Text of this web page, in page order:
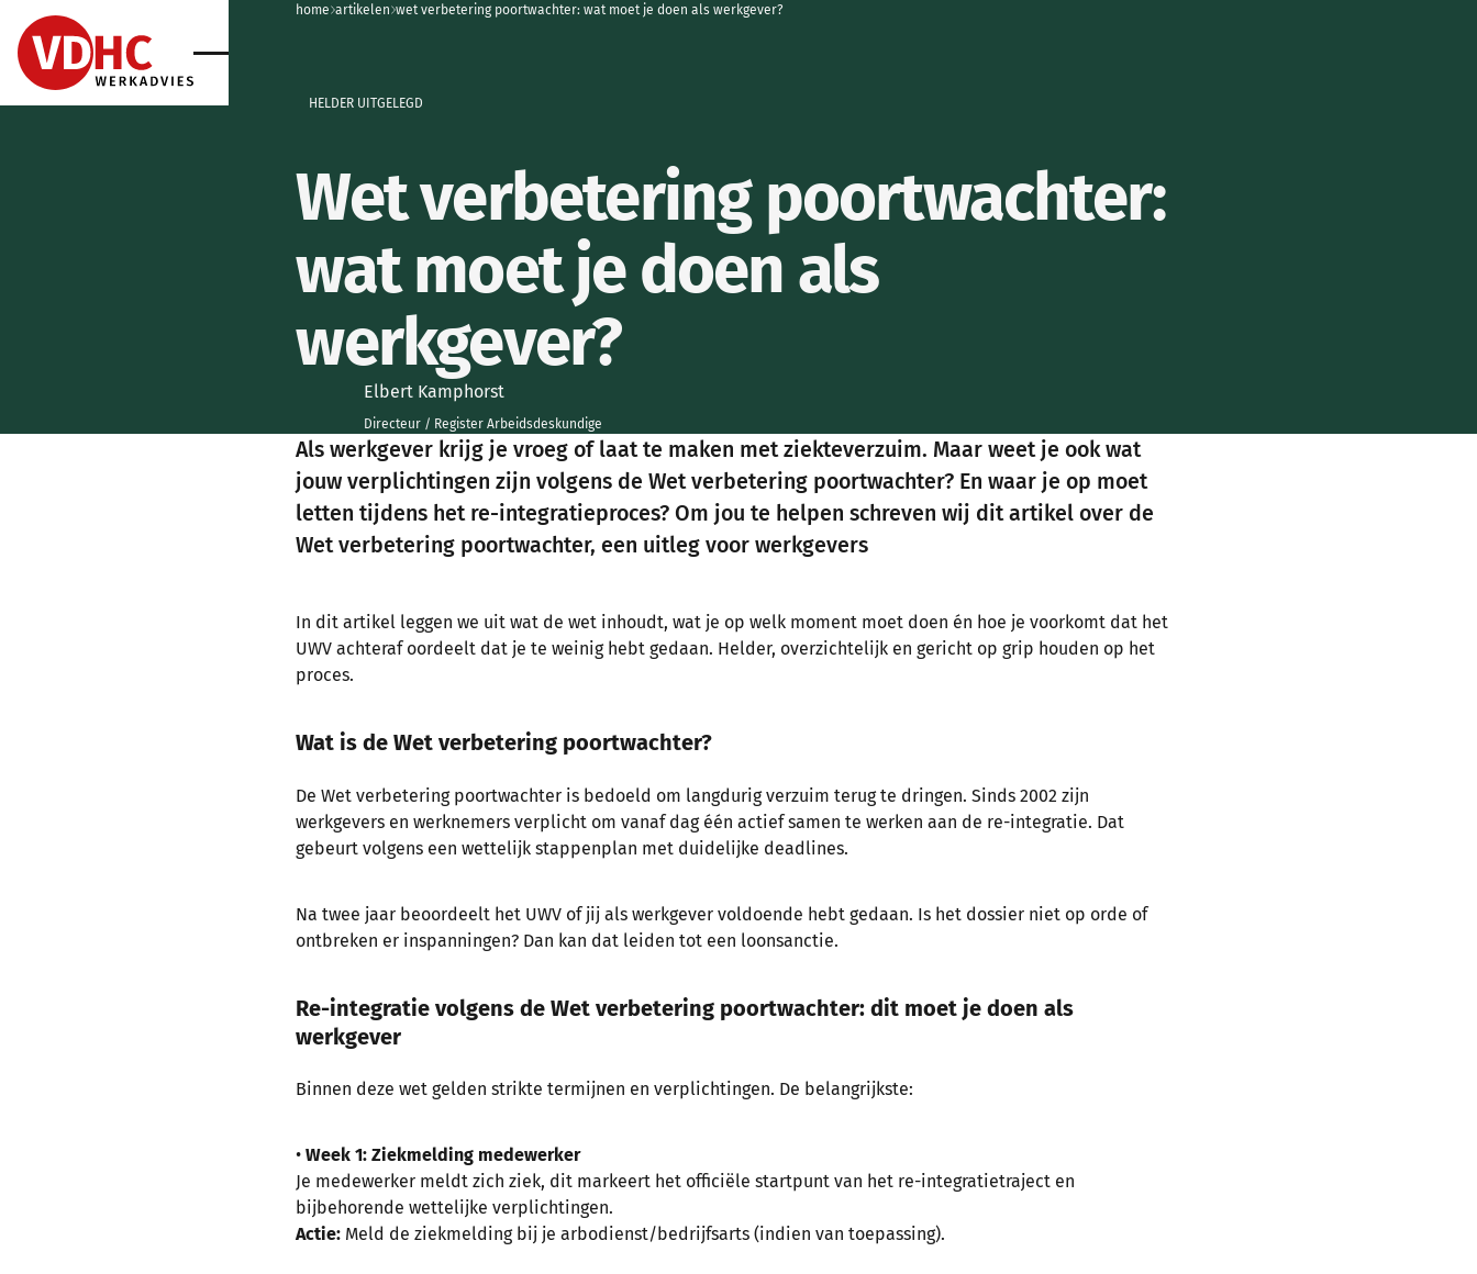
home
homeartikelen wet verbetering poortwachter: wat moet je doen als werkgever?
HELDER UITGELEGD
Wet verbetering poortwachter:
wat moet je doen als
werkgever?
Elbert Kamphorst
Directeur / Register Arbeidsdeskundige
Als werkgever krijg je vroeg of laat te maken met ziekteverzuim. Maar weet je ook wat
jouw verplichtingen zijn volgens de Wet verbetering poortwachter? En waar je op moet
letten tijdens het re-integratieproces? Om jou te helpen schreven wij dit artikel over de
Wet verbetering poortwachter, een uitleg voor werkgevers
In dit artikel leggen we uit wat de wet inhoudt, wat je op welk moment moet doen én hoe je voorkomt dat het
UWV achteraf oordeelt dat je te weinig hebt gedaan. Helder, overzichtelijk en gericht op grip houden op het
proces.
Wat is de Wet verbetering poortwachter?
De Wet verbetering poortwachter is bedoeld om langdurig verzuim terug te dringen. Sinds 2002 zijn
werkgevers en werknemers verplicht om vanaf dag één actief samen te werken aan de re-integratie. Dat
gebeurt volgens een wettelijk stappenplan met duidelijke deadlines.
Na twee jaar beoordeelt het UWV of jij als werkgever voldoende hebt gedaan. Is het dossier niet op orde of
ontbreken er inspanningen? Dan kan dat leiden tot een loonsanctie.
Re-integratie volgens de Wet verbetering poortwachter: dit moet je doen als
werkgever
Binnen deze wet gelden strikte termijnen en verplichtingen. De belangrijkste:
• Week 1: Ziekmelding medewerker
Je medewerker meldt zich ziek, dit markeert het officiële startpunt van het re-integratietraject en
bijbehorende wettelijke verplichtingen.
Actie: Meld de ziekmelding bij je arbodienst/bedrijfsarts (indien van toepassing).